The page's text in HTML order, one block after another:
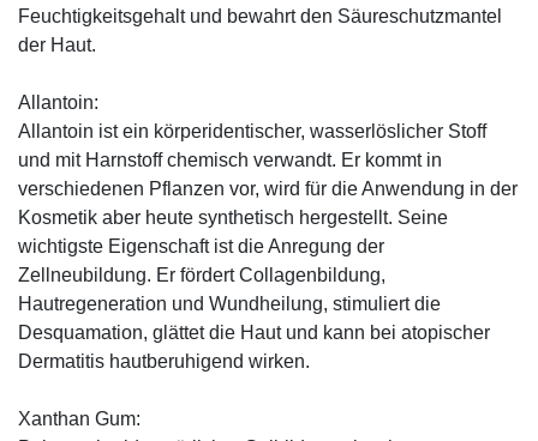
Feuchtigkeitsgehalt und bewahrt den Säureschutzmantel
der Haut.
Allantoin:
Allantoin ist ein körperidentischer, wasserlöslicher Stoff
und mit Harnstoff chemisch verwandt. Er kommt in
verschiedenen Pflanzen vor, wird für die Anwendung in der
Kosmetik aber heute synthetisch hergestellt. Seine
wichtigste Eigenschaft ist die Anregung der
Zellneubildung. Er fördert Collagenbildung,
Hautregeneration und Wundheilung, stimuliert die
Desquamation, glättet die Haut und kann bei atopischer
Dermatitis hautberuhigend wirken.
Xanthan Gum: